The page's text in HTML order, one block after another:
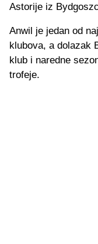
Astorije iz
Anwil je jedan od
klubova, a dolazak
klub i naredne
trofeje.